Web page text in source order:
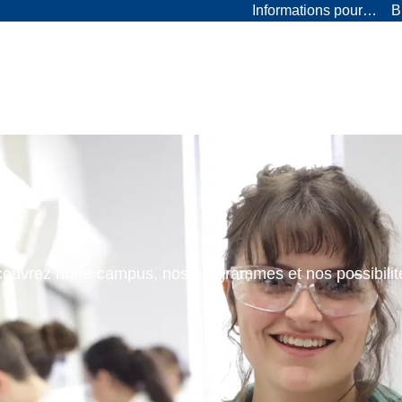
Informations pour…
notre campus, nos programmes et nos